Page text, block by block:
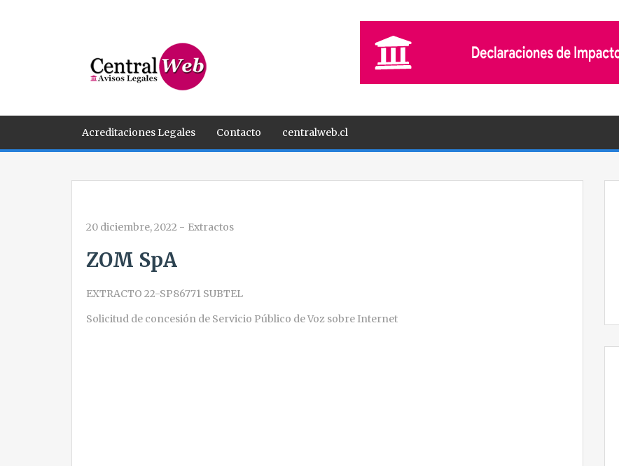
Acreditaciones Legales Contacto centralweb.cl
20 diciembre, 2022 - Extractos
ZOM SpA
EXTRACTO 22-SP86771 SUBTEL
Solicitud de concesión de Servicio Público de Voz sobre Internet